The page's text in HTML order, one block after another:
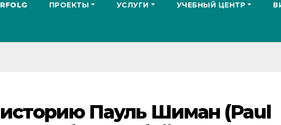
ПРОЕКТЫ УСЛУГИ УЧЕБНЫЙ ЦЕНТР
Пауль Шиман (Paul